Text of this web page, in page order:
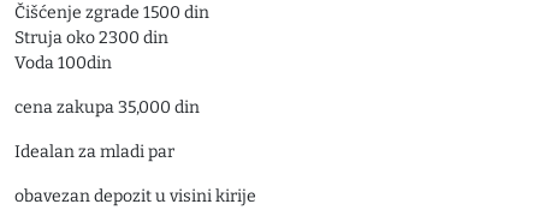
Čišćenje zgrade 1500 din
Struja oko 2300 din
Voda 100din
cena zakupa 35,000 din
Idealan za mladi par
obavezan depozit u visini kirije